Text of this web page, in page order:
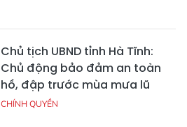
Chủ tịch UBND tỉnh Hà Tĩnh:
Chủ động bảo đảm an toàn
hồ, đập trước mùa mưa lũ
CHÍNH QUYỀN